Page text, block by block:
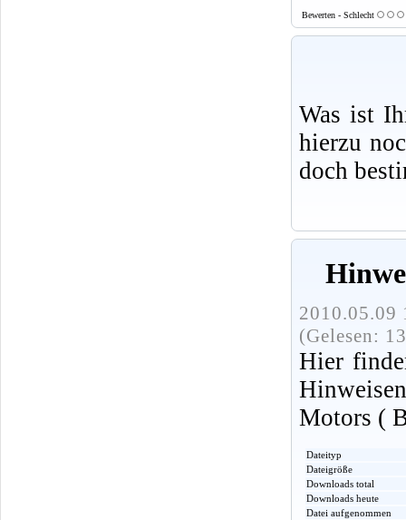
Bewerten - Schlecht
Was ist
hierzu
doch
2010.05.09
(Gelesen:
Hier
Motors (
Dateityp
Dateigröße
Downloads total
Downloads heute
Datei aufgenommen